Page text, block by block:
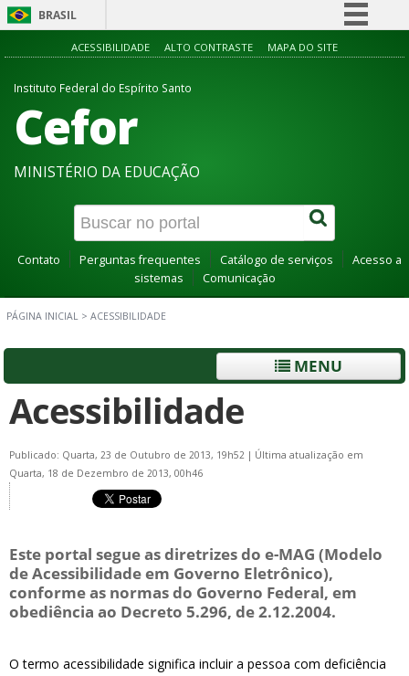
BRASIL
Simplifique!
ACESSIBILIDADE ALTO CONTRASTE MAPA DO SITE
Instituto Federal do Espírito Santo
Cefor
MINISTÉRIO DA EDUCAÇÃO
Contato Perguntas frequentes Catálogo de serviços
Acesso a
sistemas
Comunicação
PÁGINA INICIAL > ACESSIBILIDADE
MENU
Acessibilidade
Publicado: Quarta, 23 de Outubro de 2013, 19h52 | Última atualização em
Quarta, 18 de Dezembro de 2013, 00h46
Este portal segue as diretrizes do e-MAG (Modelo
de Acessibilidade em Governo Eletrônico),
conforme as normas do Governo Federal, em
obediência ao Decreto 5.296, de 2.12.2004.
O termo acessibilidade significa incluir a pessoa com deficiência